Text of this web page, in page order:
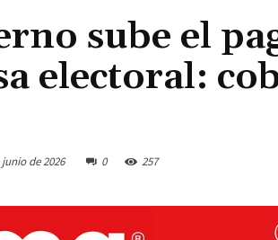
sube el
electoral:
de 2026 0 257